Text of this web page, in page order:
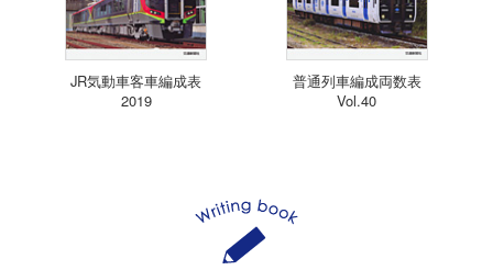
JR気動車客車編成表
2019
普通列車編成両数表
Vol.40